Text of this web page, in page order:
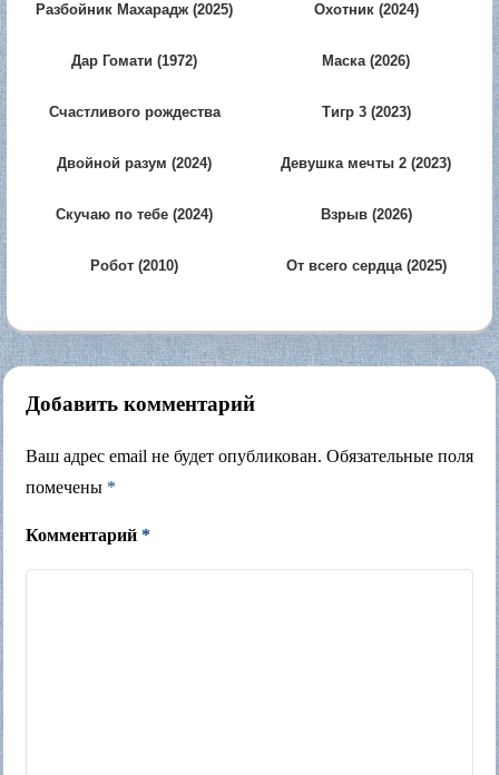
Разбойник Махарадж (2025) Охотник (2024)
Дар Гомати (1972) Маска (2026)
Счастливого рождества
Тигр 3 (2023)
Двойной разум (2024) Девушка мечты 2 (2023)
Скучаю по тебе (2024) Взрыв (2026)
Робот (2010) От всего сердца (2025)
Добавить комментарий
Ваш адрес email не будет опубликован. Обязательные поля
помечены *
Комментарий *